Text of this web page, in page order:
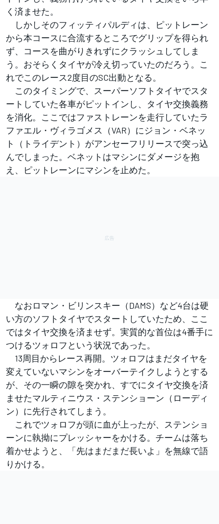
く済ませた。
しかしそのフィッティパルディは、ピットレーン
から本コースに合流するところでグリップを得られ
ず、コースを曲がりきれずにクラッシュしてしま
う。おそらくタイヤが冷え切っていたのだろう。こ
れでこのレース2度目のSC出動となる。
このタイミングで、スーパーソフトタイヤでスタ
ートしていた各車がピットインし、タイヤ交換義務
を消化。ここではファストレーンを走行していたラ
ファエル・ヴィラゴメス（VAR）にジョン・ベネッ
ト（トライデント）がアンセーフリリースで突っ込
んでしまった。ベネットはマシンにダメージを抱
え、ピットレーンにマシンを止めた。
なおロマン・ビリンスキー（DAMS）など4台は硬
い方のソフトタイヤでスタートしていたため、ここ
ではタイヤ交換を済ませず。実質的な首位は4番手に
つけるツォロフという状況であった。
13周目からレース再開。ツォロフはまだタイヤを
変えていないマシンをオーバーテイクしようとする
が、その一瞬の隙を突かれ、すでにタイヤ交換を済
ませたマルティニウス・ステンショーン（ローディ
ン）に先行されてしまう。
これでツォロフが頭に血が上ったが、ステンショ
ーンに執拗にプレッシャーをかける。チームは落ち
着かせようと、「先はまだまだ長いよ」を無線で語
りかける。